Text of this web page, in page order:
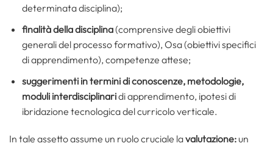
determinata disciplina);
finalità della disciplina(comprensive degli obiettivi
generali del processo formativo), Osa (obiettivi specifici
di apprendimento), competenze attese;
suggerimenti in termini di conoscenze, metodologie,
moduli interdisciplinaridi apprendimento, ipotesi di
ibridazione tecnologica del curricolo verticale.
In tale assetto assume un ruolo cruciale lavalutazione: un